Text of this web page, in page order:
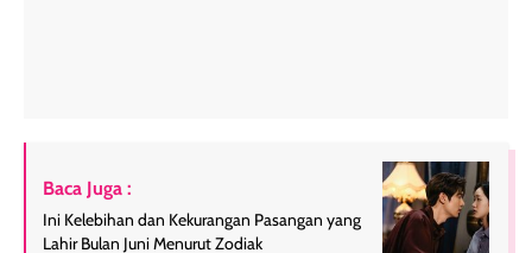
Baca Juga :
Ini Kelebihan dan Kekurangan Pasangan yang
Lahir Bulan Juni Menurut Zodiak